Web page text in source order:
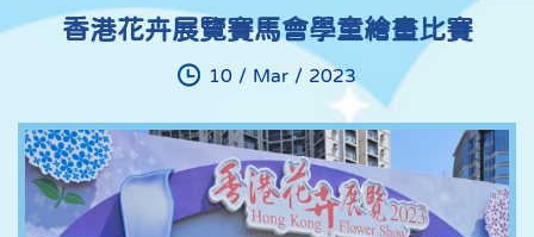
香港花卉展覽賽馬會學童繪畫比賽
10 / Mar / 2023